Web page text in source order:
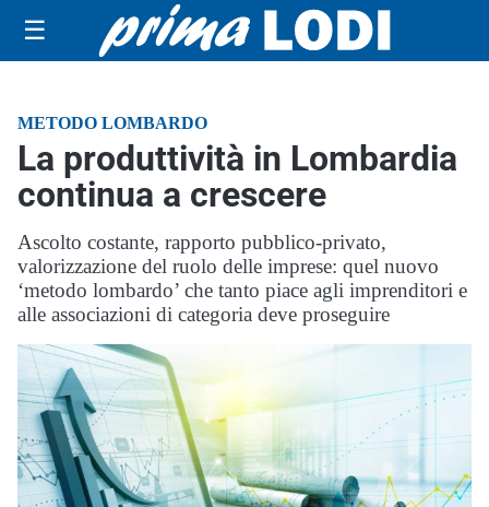
☰
METODO LOMBARDO
La produttività in Lombardia
continua a crescere
Ascolto costante, rapporto pubblico-privato,
valorizzazione del ruolo delle imprese: quel nuovo
‘metodo lombardo’ che tanto piace agli imprenditori e
alle associazioni di categoria deve proseguire